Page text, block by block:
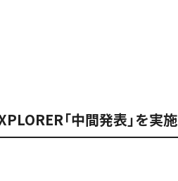
「中間発表」を実施